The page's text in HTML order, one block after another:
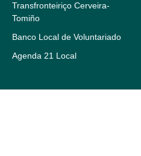
Transfronteiriço Cerveira-
Tomiño
Banco Local de Voluntariado
Agenda 21 Local